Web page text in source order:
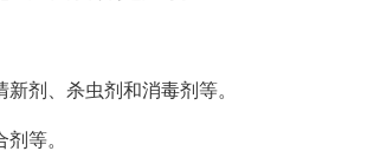
剂、杀虫剂和消毒剂等。
等。